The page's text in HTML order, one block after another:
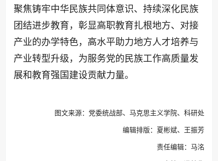
聚焦铸牢中华民族共同体意识、持续深化民族
团结进步教育，彰显高职教育扎根地方、对接
产业的办学特色，高水平助力地方人才培养与
产业转型升级，为服务党的民族工作高质量发
展和教育强国建设贡献力量。
图文来源：党委统战部、马克思主义学院、科研处
编辑排版：夏彬斌、王振芳
责任编辑：马洺